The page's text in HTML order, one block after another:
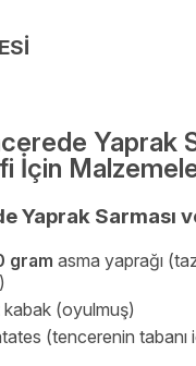
Yaprak
İçin
Yaprak Sarması
gram asma yaprağı
kabak (oyulmuş)
(tencerenin tabanı